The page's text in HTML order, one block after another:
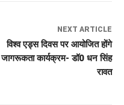
NEXT ARTICLE
विश्व एड्स दिवस पर आयोजित होंगे
जागरूकता कार्यक्रम- डॉ0 धन सिंह
रावत